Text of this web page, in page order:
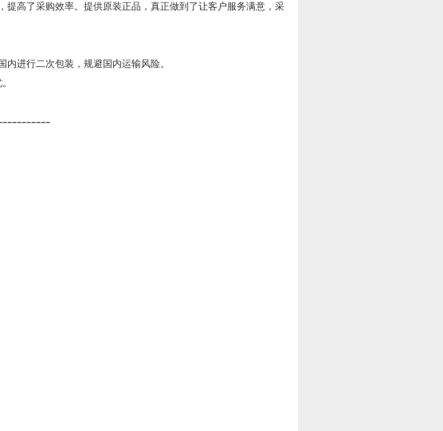
高了采购效率。提供原装正品，真正做到了让客户服务满意，采
进行二次包装，规避国内运输风险。